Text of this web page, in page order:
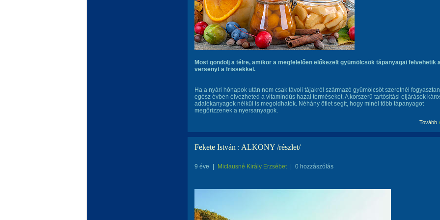
Most gondolj a télre, amikor a megfelelően előkezelt gyümölcsök tápanyagai felvehetik
versenyt a frissekkel.
Ha a nyári hónapok után nem csak távoli tájakról származó gyümölcsöt szeretnél
egész évben élvezheted a vitamindús hazai terméseket. A korszerű tartósítási eljárások
adalékanyagok nélkül is megoldhatók. Néhány ötlet segít, hogy minél több tápanyagot
megőrizzenek a nyersanyagok.
Tovább
Fekete István : ALKONY /részlet/
9 éve Miclausné Király Erzsébet 0 hozzászólás